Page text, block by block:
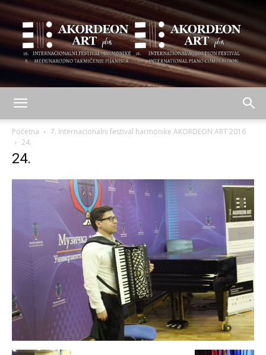
plus
Početna
7. Internacionalni festival harmonike AKORDEON ART 2016
24.
24.